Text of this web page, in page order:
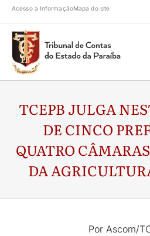
Acesso à InformaçãoMapa do site
TCEPB JULGA
DE CINCO
QUATRO
DA
Por Ascom/